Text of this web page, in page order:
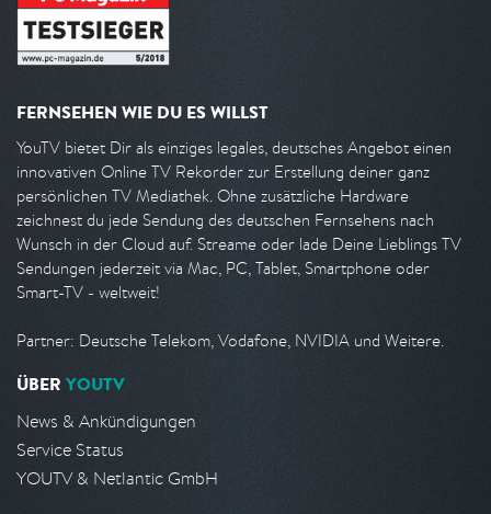
FERNSEHEN WIE DU ES WILLST
YouTV bietet Dir als einziges legales, deutsches Angebot einen
innovativen Online TV Rekorder zur Erstellung deiner ganz
persönlichen TV Mediathek. Ohne zusätzliche Hardware
zeichnest du jede Sendung des deutschen Fernsehens nach
Wunsch in der Cloud auf. Streame oder lade Deine Lieblings TV
Sendungen jederzeit via Mac, PC, Tablet, Smartphone oder
Smart-TV - weltweit!
Partner: Deutsche Telekom, Vodafone, NVIDIA und Weitere.
ÜBER YOUTV
News & Ankündigungen
Service Status
YOUTV & Netlantic GmbH